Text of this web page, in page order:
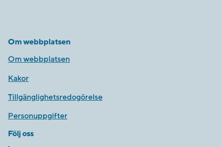
Om webbplatsen
Om webbplatsen
Kakor
Tillgänglighetsredogörelse
Personuppgifter
Följ oss